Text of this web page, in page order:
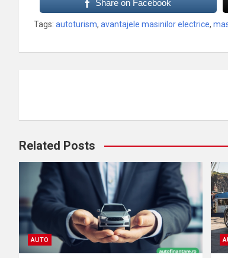
Share on Facebook
Tags: autoturism, avantajele masinilor electrice,
Related Posts
AUTO